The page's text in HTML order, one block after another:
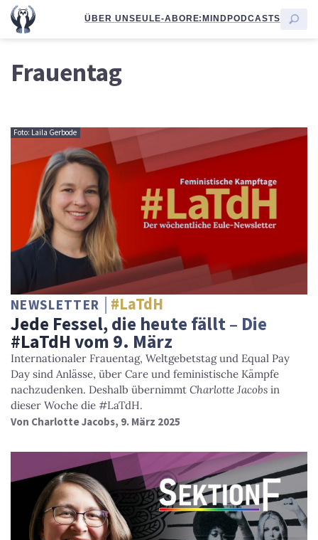
ÜBER UNSEULE-ABORE:MINDPODCASTS
Frauentag
Foto: Laila Gerbode
NEWSLETTER #LaTdH
Jede Fessel, die heute fällt – Die
#LaTdH vom 9. März
Internationaler Frauentag, Weltgebetstag und Equal Pay
Day sind Anlässe, über Care und feministische Kämpfe
nachzudenken. Deshalb übernimmt Charlotte Jacobs in
dieser Woche die #LaTdH.
Von Charlotte Jacobs, 9. März 2025